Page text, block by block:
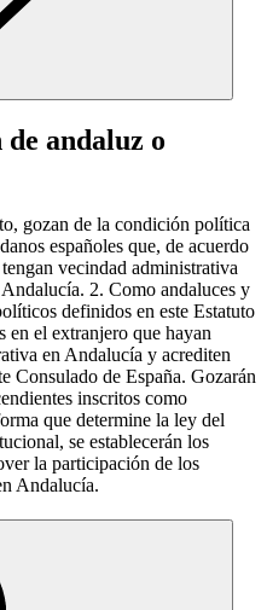
andaluz o
gozan de la condición política
españoles que, de acuerdo
vecindad administrativa
2. Como andaluces y
definidos en este Estatuto
en el extranjero que hayan
en Andalucía y acrediten
Consulado de España. Gozarán
inscritos como
que determine la ley del
se establecerán los
la participación de los
Andalucía.